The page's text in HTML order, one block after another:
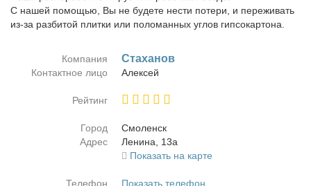
С нашей помощью, Вы не будете нести потери, и переживать
из-за разбитой плитки или поломанных углов гипсокартона.
Компания Ста­ха­нов
Контактное лицо Алек­сей
Рейтинг
Город
Смо­ленск
Адрес
Ле­ни­на, 13а
Показать на карте
Телефон Показать телефон